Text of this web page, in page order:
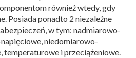
również wtedy, gdy
Posiada ponadto 2 niezależne
w tym: nadmiarowo-
niedomiarowo-
temperaturowe i przeciążeniowe.